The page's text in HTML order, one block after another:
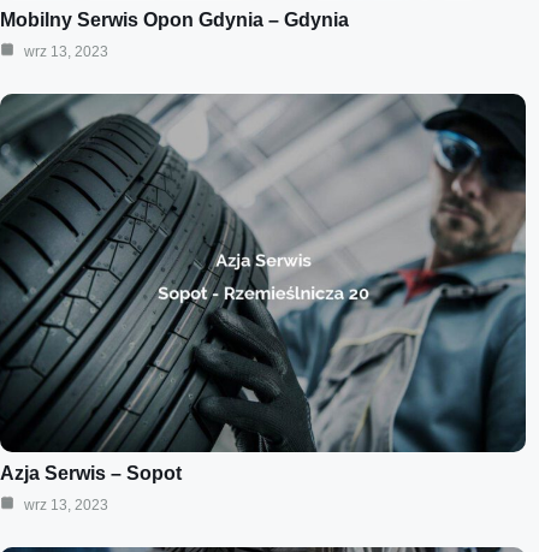
Mobilny Serwis Opon Gdynia – Gdynia
wrz 13, 2023
Azja Serwis – Sopot
wrz 13, 2023